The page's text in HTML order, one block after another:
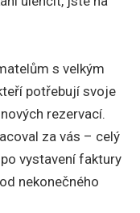
s velkým
potřebují svoje
rezervací.
za vás – celý
vystavení faktury
nekonečného